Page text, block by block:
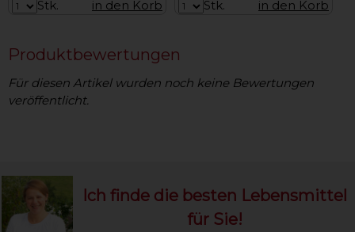
Stk.
in den Korb
Stk.
in den Korb
Produktbewertungen
Für diesen Artikel wurden noch keine Bewertungen
veröffentlicht.
Ich finde die besten Lebensmittel
für Sie!